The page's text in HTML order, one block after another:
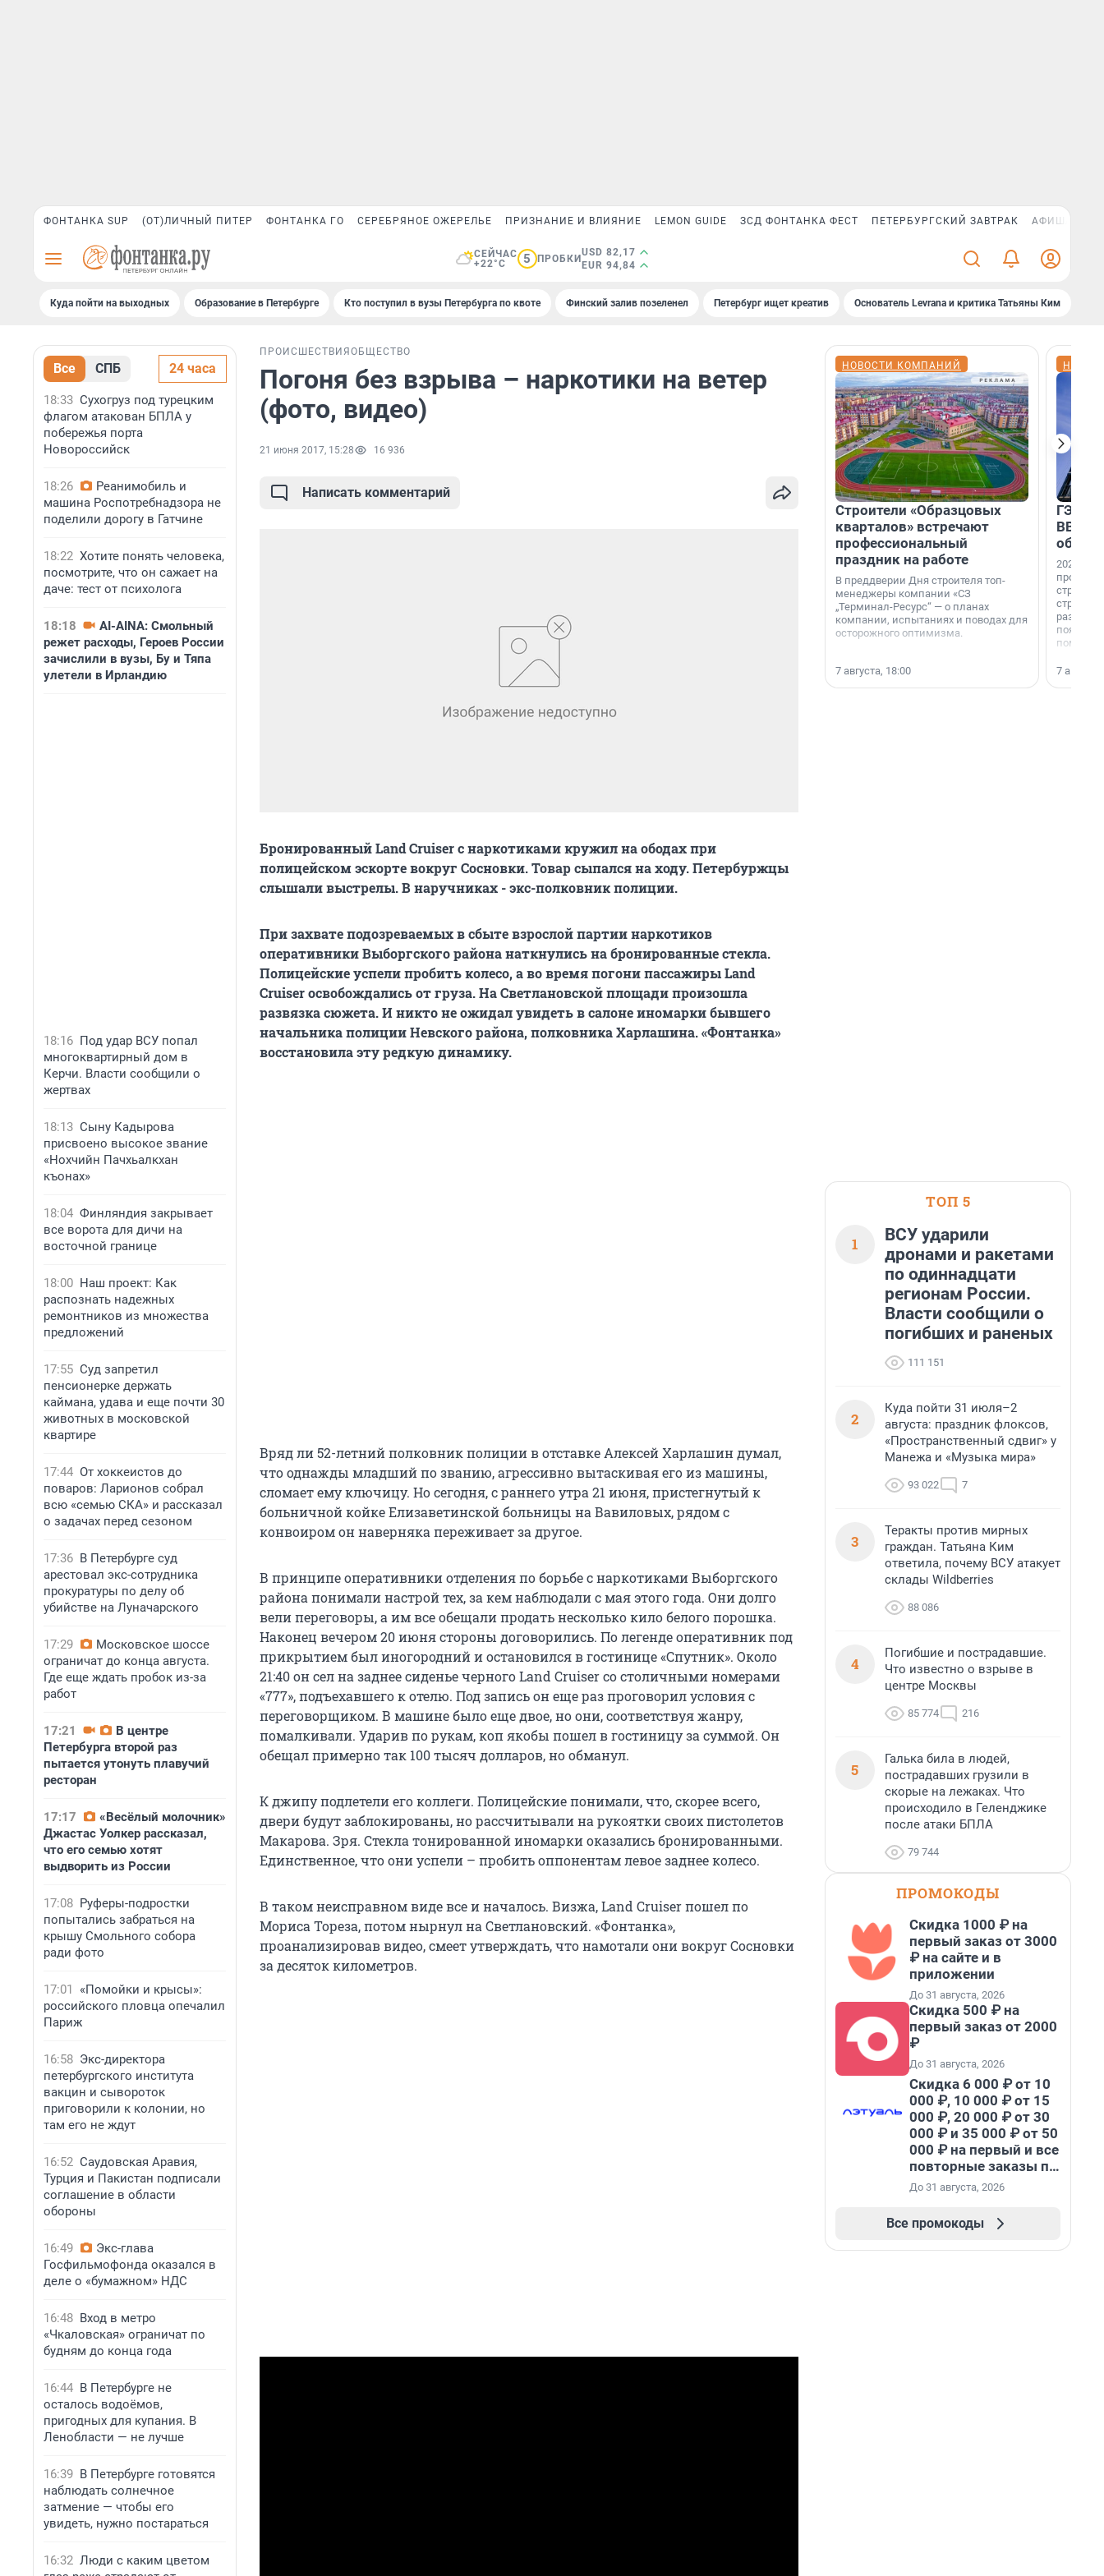
ФОНТАНКА SUP (ОТ)ЛИЧНЫЙ ПИТЕР ФОНТАНКА ГО СЕРЕБРЯНОЕ ОЖЕРЕЛЬЕ ПРИЗНАНИЕ И ВЛИЯНИЕ LEMON GUIDE ЗСД ФОНТАНКА ФЕСТ ПЕТЕРБУРГСКИЙ ЗАВТРАК АФИША PLUS
СЕЙЧАС
+22°C
5 ПРОБКИ
USD 82,17
EUR 94,84
Куда пойти на выходных Образование в Петербурге Кто поступил в вузы Петербурга по квоте Финский залив позеленел Петербург ищет креатив Основатель Levrana и критика Татьяны Ким
Все СПБ 24 часа
18:33 Сухогруз под турецким
флагом атакован БПЛА у
побережья порта
Новороссийск
18:26
Реанимобиль и
машина Роспотребнадзора не
поделили дорогу в Гатчине
18:22 Хотите понять человека,
посмотрите, что он сажает на
даче: тест от психолога
18:18
AI-AINA: Смольный
режет расходы, Героев России
зачислили в вузы, Бу и Тяпа
улетели в Ирландию
18:16 Под удар ВСУ попал
многоквартирный дом в
Керчи. Власти сообщили о
жертвах
18:13 Сыну Кадырова
присвоено высокое звание
«Нохчийн Пачхьалкхан
къонах»
18:04 Финляндия закрывает
все ворота для дичи на
восточной границе
18:00 Наш проект: Как
распознать надежных
ремонтников из множества
предложений
17:55 Суд запретил
пенсионерке держать
каймана, удава и еще почти 30
животных в московской
квартире
17:44 От хоккеистов до
поваров: Ларионов собрал
всю «семью СКА» и рассказал
о задачах перед сезоном
17:36 В Петербурге суд
арестовал экс-сотрудника
прокуратуры по делу об
убийстве на Луначарского
17:29
Московское шоссе
ограничат до конца августа.
Где еще ждать пробок из-за
работ
17:21
В центре
Петербурга второй раз
пытается утонуть плавучий
ресторан
17:17
«Весёлый молочник»
Джастас Уолкер рассказал,
что его семью хотят
выдворить из России
17:08 Руферы-подростки
попытались забраться на
крышу Смольного собора
ради фото
17:01
«Помойки и крысы»:
российского пловца опечалил
Париж
16:58 Экс-директора
петербургского института
вакцин и сывороток
приговорили к колонии, но
там его не ждут
16:52 Саудовская Аравия,
Турция и Пакистан подписали
соглашение в области
обороны
16:49
Экс-глава
Госфильмофонда оказался в
деле о «бумажном» НДС
16:48 Вход в метро
«Чкаловская» ограничат по
будням до конца года
16:44 В Петербурге не
осталось водоёмов,
пригодных для купания. В
Ленобласти — не лучше
16:39 В Петербурге готовятся
наблюдать солнечное
затмение — чтобы его
увидеть, нужно постараться
16:32 Люди с каким цветом
ПРОИСШЕСТВИЯ ОБЩЕСТВО
Погоня без взрыва – наркотики на ветер
(фото, видео)
21 июня 2017, 15:28 16 936
Написать комментарий
Бронированный Land Cruiser с наркотиками кружил на ободах при
полицейском эскорте вокруг Сосновки. Товар сыпался на ходу. Петербуржцы
слышали выстрелы. В наручниках - экс-полковник полиции.
При захвате подозреваемых в сбыте взрослой партии наркотиков
оперативники Выборгского района наткнулись на бронированные стекла.
Полицейские успели пробить колесо, а во время погони пассажиры Land
Cruiser освобождались от груза. На Светлановской площади произошла
развязка сюжета. И никто не ожидал увидеть в салоне иномарки бывшего
начальника полиции Невского района, полковника Харлашина. «Фонтанка»
восстановила эту редкую динамику.
Вряд ли 52-летний полковник полиции в отставке Алексей Харлашин думал,
что однажды младший по званию, агрессивно вытаскивая его из машины,
сломает ему ключицу. Но сегодня, с раннего утра 21 июня, пристегнутый к
больничной койке Елизаветинской больницы на Вавиловых, рядом с
конвоиром он наверняка переживает за другое.
В принципе оперативники отделения по борьбе с наркотиками Выборгского
района понимали настрой тех, за кем наблюдали с мая этого года. Они долго
вели переговоры, а им все обещали продать несколько кило белого порошка.
Наконец вечером 20 июня стороны договорились. По легенде оперативник под
прикрытием был иногородний и остановился в гостинице «Спутник». Около
21:40 он сел на заднее сиденье черного Land Cruiser со столичными номерами
«777», подъехавшего к отелю. Под запись он еще раз проговорил условия с
переговорщиком. В машине было еще двое, но они, соответствуя жанру,
помалкивали. Ударив по рукам, коп якобы пошел в гостиницу за суммой. Он
обещал примерно так 100 тысяч долларов, но обманул.
К джипу подлетели его коллеги. Полицейские понимали, что, скорее всего,
двери будут заблокированы, но рассчитывали на рукоятки своих пистолетов
Макарова. Зря. Стекла тонированной иномарки оказались бронированными.
Единственное, что они успели – пробить оппонентам левое заднее колесо.
В таком неисправном виде все и началось. Визжа, Land Cruiser пошел по
Мориса Тореза, потом нырнул на Светлановский. «Фонтанка»,
проанализировав видео, смеет утверждать, что намотали они вокруг Сосновки
за десяток километров.
НОВОСТИ КОМПАНИЙ
Строители «Образцовых
кварталов» встречают
профессиональный
праздник на работе
В преддверии Дня строителя топ-
менеджеры компании «СЗ
„Терминал-Ресурс“ — о планах
компании, испытаниях и поводах для
осторожного оптимизма.
7 августа, 18:00
ГЭС,
ВВП: в
об
2026-й —
раз. В
7
ТОП 5
1
ВСУ ударили
дронами и ракетами
по одиннадцати
регионам России.
Власти сообщили о
погибших и раненых
111 151
2
Куда пойти 31 июля–2
августа: праздник флоксов,
«Пространственный сдвиг» у
Манежа и «Музыка мира»
93 022 7
3
Теракты против мирных
граждан. Татьяна Ким
ответила, почему ВСУ атакует
склады Wildberries
88 086
4
Погибшие и пострадавшие.
Что известно о взрыве в
центре Москвы
85 774 216
5
Галька била в людей,
пострадавших грузили в
скорые на лежаках. Что
происходило в Геленджике
после атаки БПЛА
79 744
ПРОМОКОДЫ
Скидка 1000 ₽ на
первый заказ от 3000
₽ на сайте и в
приложении
До 31 августа, 2026
Скидка 500 ₽ на
первый заказ от 2000
₽
До 31 августа, 2026
Скидка 6 000 ₽ от 10
000 ₽, 10 000 ₽ от 15
000 ₽, 20 000 ₽ от 30
000 ₽ и 35 000 ₽ от 50
000 ₽ на первый и все
повторные заказы по
промокоду НАБЕРИ
До 31 августа, 2026
Все промокоды